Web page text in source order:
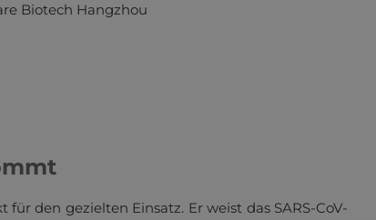
Biotech Hangzhou
den gezielten Einsatz. Er weist das SARS-CoV-